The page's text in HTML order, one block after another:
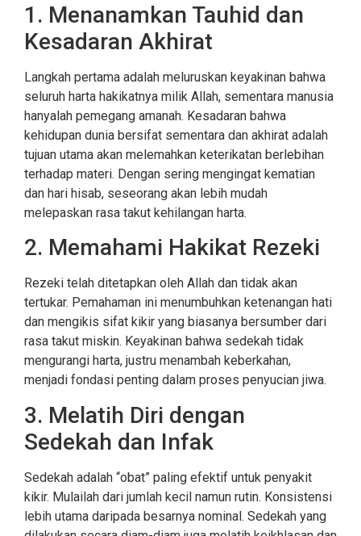
1. Menanamkan Tauhid dan
Kesadaran Akhirat
Langkah pertama adalah meluruskan keyakinan bahwa
seluruh harta hakikatnya milik Allah, sementara manusia
hanyalah pemegang amanah. Kesadaran bahwa
kehidupan dunia bersifat sementara dan akhirat adalah
tujuan utama akan melemahkan keterikatan berlebihan
terhadap materi. Dengan sering mengingat kematian
dan hari hisab, seseorang akan lebih mudah
melepaskan rasa takut kehilangan harta.
2. Memahami Hakikat Rezeki
Rezeki telah ditetapkan oleh Allah dan tidak akan
tertukar. Pemahaman ini menumbuhkan ketenangan hati
dan mengikis sifat kikir yang biasanya bersumber dari
rasa takut miskin. Keyakinan bahwa sedekah tidak
mengurangi harta, justru menambah keberkahan,
menjadi fondasi penting dalam proses penyucian jiwa.
3. Melatih Diri dengan
Sedekah dan Infak
Sedekah adalah “obat” paling efektif untuk penyakit
kikir. Mulailah dari jumlah kecil namun rutin. Konsistensi
lebih utama daripada besarnya nominal. Sedekah yang